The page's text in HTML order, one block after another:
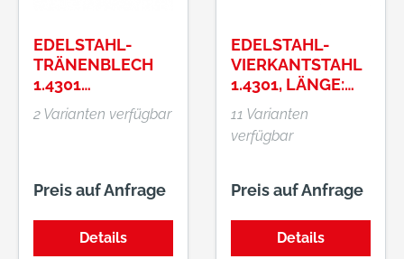
EDELSTAHL-
TRÄNENBLECH
1.4301
"MANDORLA"
2 Varianten verfügbar
Preis auf Anfrage
Details
EDELSTAHL-
VIERKANTSTAHL
1.4301, LÄNGE:
3,05 METER,
BLANK
11 Varianten
verfügbar
Preis auf Anfrage
Details